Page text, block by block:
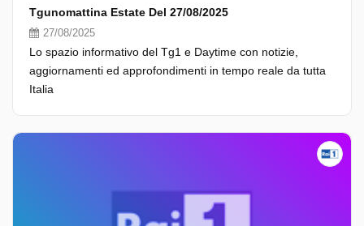
Tgunomattina Estate Del 27/08/2025
27/08/2025
Lo spazio informativo del Tg1 e Daytime con notizie,
aggiornamenti ed approfondimenti in tempo reale da tutta
Italia